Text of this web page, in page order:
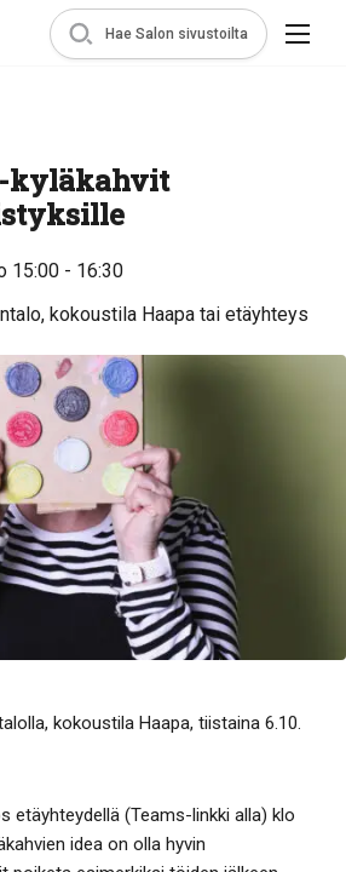
Hae Salon sivustoilta
kyläkahvit
15:00 - 16:30
kokoustila Haapa tai etäyhteys
kokoustila Haapa, tiistaina 6.10.
etäyhteydellä (Teams-linkki alla) klo
idea on olla hyvin